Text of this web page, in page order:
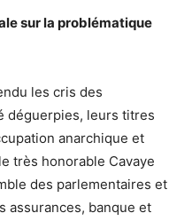
sur la problématique
les cris des
déguerpies, leurs titres
anarchique et
très honorable Cavaye
des parlementaires et
assurances, banque et